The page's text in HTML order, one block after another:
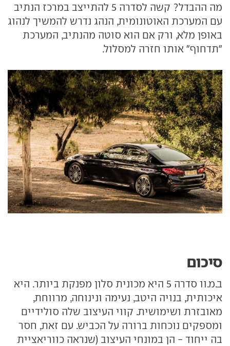
מה ההבדל? קשה לסדרה 5 להתייצב במרכז הנתיב
עם המערכת האוטונומית, הנהג נדרש להמשיך לנהוג
באופן מלא, ורק אם הוא סוטה מהנתיב, המערכת
"תדחוף" אותו חזרה למסלול.
סיכום
ב.מ.וו סדרה 5 היא מכונית סלון מפנקת ביותר. היא
איכותית, בנויה היטב, נעימה ונינוחה, מרווחת,
מאובזרת ושימושית. קווי העיצוב שלה סולידיים
ומספקים נוכחות ברורה על הכביש. עם זאת, חסר
בה ייחוד - הן במונחי העיצוב (שנראה כווריאציית